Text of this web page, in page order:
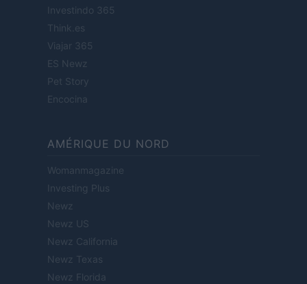
Investindo 365
Think.es
Viajar 365
ES Newz
Pet Story
Encocina
AMÉRIQUE DU NORD
Womanmagazine
Investing Plus
Newz
Newz US
Newz California
Newz Texas
Newz Florida